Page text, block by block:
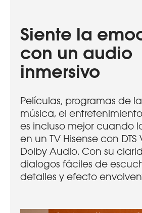
Siente la
con un audio
inmersivo
Películas, programas de
música, el
es incluso mejor cuando
en un TV Hisense con DTS
Dolby Audio. Con su
dialogos fáciles de
detalles y efecto